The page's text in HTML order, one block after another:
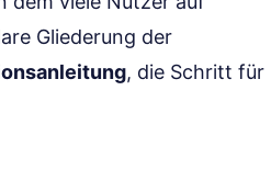
Gliederung der
, die Schritt für